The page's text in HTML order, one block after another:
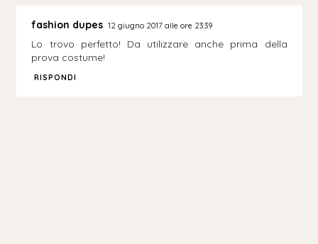
fashion dupes 12 giugno 2017 alle ore 23:39
Lo trovo perfetto! Da utilizzare anche prima della
prova costume!
RISPONDI